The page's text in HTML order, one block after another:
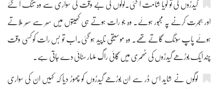
گیدڑوں کی تو گویا شامت آ گئی۔لوگوں کی بے وقت کی سواری سے وہ تنگ آ گئے
اور ہجرت کرنے پہ مجبور ہوئے۔ وہ جو رات ہوتے ہی کھیتوں میں سُر سے سُر ملاتے
ہوئے پاپ سونگ گاتے تھے۔ وہ موسیقی ناپید ہو گئی۔اب تو بس رات کو کسی وقت
چند ایک بوڑھے گیدڑوں کی ٹھمری میں گائی راگ ملہار سنائی دے جاتی ہے۔
لوگوں نے شاید اس ڈر سے ان بوڑھے گیدڑوں کو چھوڑ دیا کہ کہیں ان کی سواری